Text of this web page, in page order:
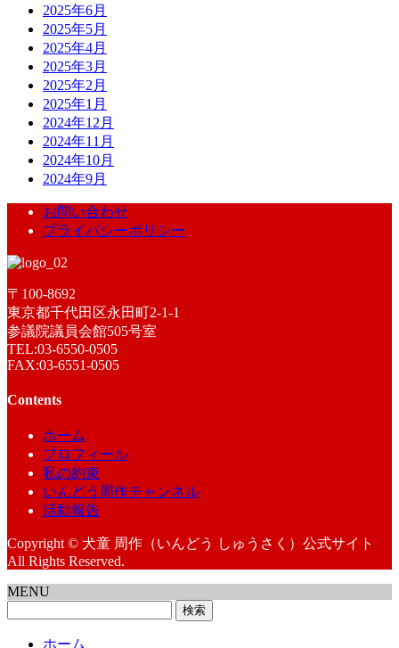
2025年6月
2025年5月
2025年4月
2025年3月
2025年2月
2025年1月
2024年12月
2024年11月
2024年10月
2024年9月
お問い合わせ
プライバシーポリシー
〒100-8692
東京都千代田区永田町2-1-1
参議院議員会館505号室
TEL:03-6550-0505
FAX:03-6551-0505
Contents
ホーム
プロフィール
私の約束
いんどう周作チャンネル
活動報告
Copyright © 犬童 周作（いんどう しゅうさく）公式サイト
All Rights Reserved.
MENU
ホーム